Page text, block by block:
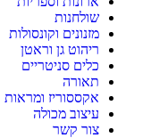
שולחנות
מזנונים וקונסולות
ריהוט גן וראטן
כלים סניטריים
תאורה
אקססוריז ומראות
עיצוב מכולה
צור קשר